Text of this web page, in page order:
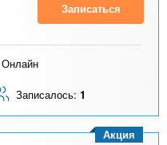
Записаться
Онлайн
Записалось: 1
Акция